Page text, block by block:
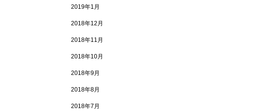
2019年1月
2018年12月
2018年11月
2018年10月
2018年9月
2018年8月
2018年7月